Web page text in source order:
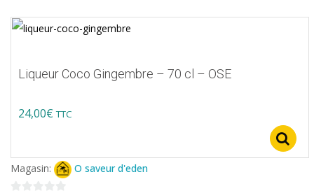
Liqueur Coco Gingembre – 70 cl – OSE
24,00€ TTC
Magasin: O saveur d'eden